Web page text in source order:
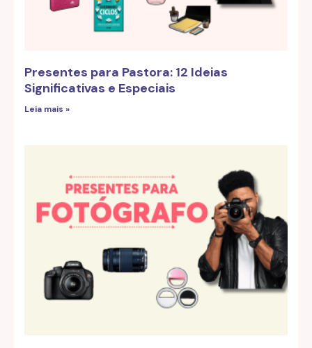
Presentes para Pastora: 12 Ideias
Significativas e Especiais
Leia mais »